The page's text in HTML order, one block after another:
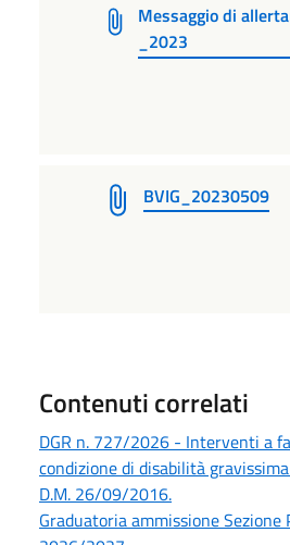
Messaggio di
_2023
BVIG_20230509
Contenuti correlati
DGR n. 727/2026 - Interventi a
condizione di disabilità
D.M. 26/09/2016.
Graduatoria ammissione Sezione